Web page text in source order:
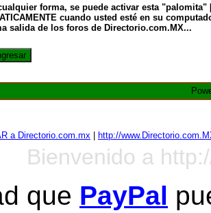
forma, se puede activar esta
cuando usted esté en su
salida de los foros de Directorio.com.MX...
a Directorio.com.mx http://
Bienvenido a
que PayPal